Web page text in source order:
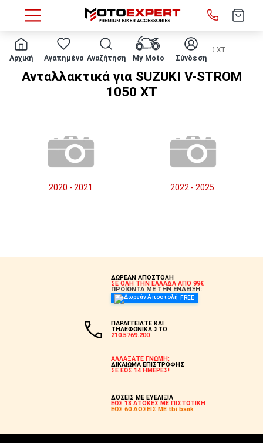
Αρχική Αγαπημένα Αναζήτηση My Moto Σύνδεση
Μάρκα/μοντέλο SUZUKI V-STROM 1050 XT
Ανταλλακτικά για SUZUKI V-STROM
1050 XT
2020 - 2021 2022 - 2025
ΔΩΡΕΑΝ ΑΠΟΣΤΟΛΗ
ΣΕ ΟΛΗ ΤΗΝ ΕΛΛΑΔΑ ΑΠΟ 99€
ΠΡΟΪΟΝΤΑ ΜΕ ΤΗΝ ΕΝΔΕΙΞΗ:
FREE
ΠΑΡΑΓΓΕΙΛΤΕ ΚΑΙ
ΤΗΛΕΦΩΝΙΚΑ ΣΤΟ
210.5769.200
ΑΛΛΑΞΑΤΕ ΓΝΩΜΗ;
ΔΙΚΑΙΩΜΑ ΕΠΙΣΤΡΟΦΗΣ
ΣΕ ΕΩΣ 14 ΗΜΕΡΕΣ!
ΔΟΣΕΙΣ ΜΕ ΕΥΕΛΙΞΙΑ
ΕΩΣ 18 ΑΤΟΚΕΣ ΜΕ ΠΙΣΤΩΤΙΚΗ
ΕΩΣ 60 ΔΟΣΕΙΣ ΜΕ tbi bank